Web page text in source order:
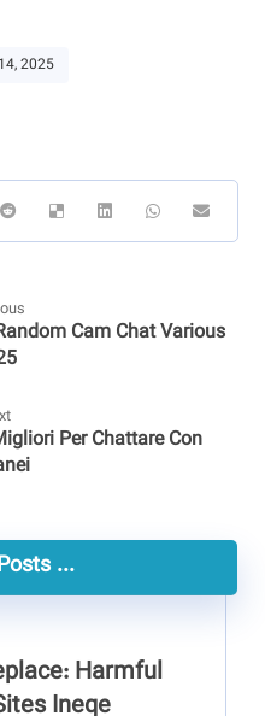
2025
Cam Chat Various
Per Chattare Con
...
Harmful
Ineqe